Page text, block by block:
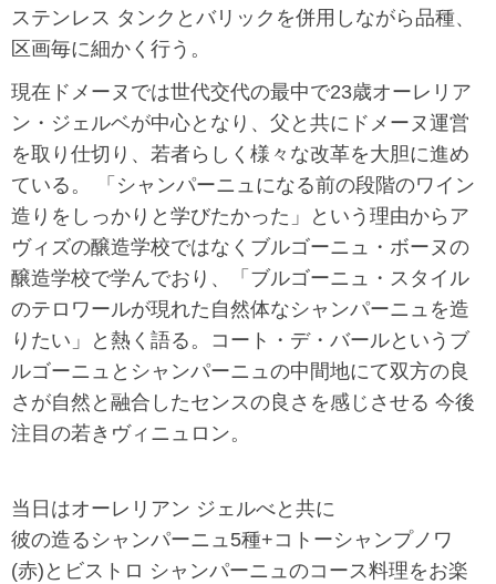
ステンレス タンクとバリックを併用しながら品種、
区画毎に細かく行う。
現在ドメーヌでは世代交代の最中で23歳オーレリア
ン・ジェルベが中心となり、父と共にドメーヌ運営
を取り仕切り、若者らしく様々な改革を大胆に進め
ている。 「シャンパーニュになる前の段階のワイン
造りをしっかりと学びたかった」という理由からア
ヴィズの醸造学校ではなくブルゴーニュ・ボーヌの
醸造学校で学んでおり、「ブルゴーニュ・スタイル
のテロワールが現れた自然体なシャンパーニュを造
りたい」と熱く語る。コート・デ・バールというブ
ルゴーニュとシャンパーニュの中間地にて双方の良
さが自然と融合したセンスの良さを感じさせる 今後
注目の若きヴィニュロン。
当日はオーレリアン ジェルべと共に
彼の造るシャンパーニュ5種+コトーシャンプノワ
(赤)とビストロ シャンパーニュのコース料理をお楽